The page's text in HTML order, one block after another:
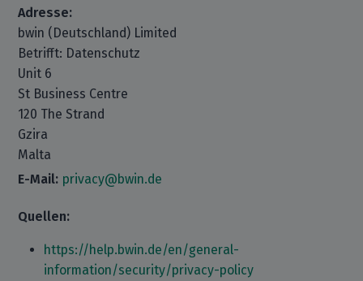
Adresse:
bwin (Deutschland) Limited
Betrifft: Datenschutz
Unit 6
St Business Centre
120 The Strand
Gzira
Malta
E-Mail: privacy@bwin.de
Quellen:
https://help.bwin.de/en/general-
information/security/privacy-policy